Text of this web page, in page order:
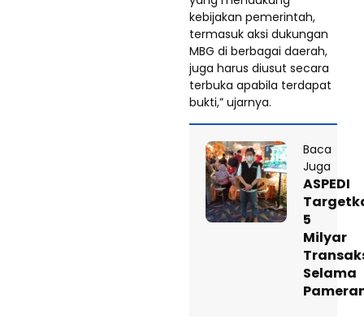
kebijakan pemerintah,
termasuk aksi dukungan
MBG di berbagai daerah,
juga harus diusut secara
terbuka apabila terdapat
bukti,” ujarnya.
Baca
Juga
ASPEDI
5
Milyar
Selama